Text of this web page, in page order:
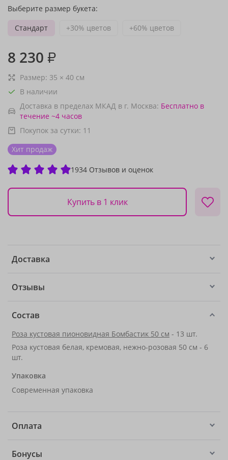
Выберите размер букета:
Стандарт
+30% цветов +60% цветов
8 230 ₽
Размер: 35 × 40 см
В наличии
Доставка в пределах МКАД в г. Москва: Бесплатно в
течение ~4 часов
Покупок за сутки: 11
Хит продаж
1934 Отзывов и оценок
Купить в 1 клик
Доставка
Отзывы
Состав
Роза кустовая пионовидная Бомбастик 50 см - 13 шт.
Роза кустовая белая, кремовая, нежно-розовая 50 см - 6
шт.
Упаковка
Современная упаковка
Оплата
Бонусы